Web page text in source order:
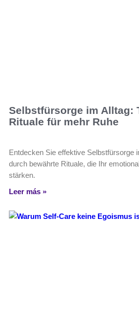
Selbstfürsorge im Alltag:
Rituale für mehr Ruhe
Entdecken Sie effektive Selbstfürsorge
durch bewährte Rituale, die Ihr
stärken.
Leer más »